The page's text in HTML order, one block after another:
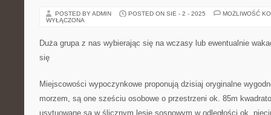
POSTED BY ADMIN POSTED ON SIE - 2 - 2025
MOŻLIWOŚĆ
WYŁĄCZONA
Duża grupa z nas wybierając się na wczasy lub ewentualnie
się
Miejscowości wypoczynkowe proponują dzisiaj oryginalne
morzem, są one sześciu osobowe o przestrzeni ok. 85m
usytuowane są w ślicznym lesie sosnowym w odległości ok.